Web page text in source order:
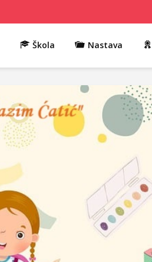
Škola Nastava